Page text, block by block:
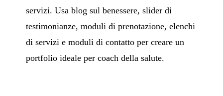
servizi. Usa blog sul benessere, slider di
testimonianze, moduli di prenotazione, elenchi
di servizi e moduli di contatto per creare un
portfolio ideale per coach della salute.